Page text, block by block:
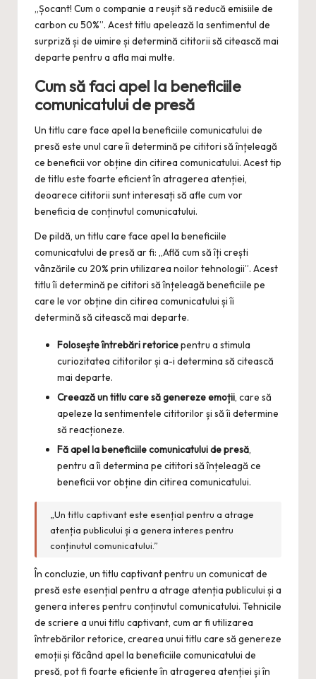
„Șocant! Cum o companie a reușit să reducă emisiile de
carbon cu 50%”. Acest titlu apelează la sentimentul de
surpriză și de uimire și determină cititorii să citească mai
departe pentru a afla mai multe.
Cum să faci apel la beneficiile
comunicatului de presă
Un titlu care face apel la beneficiile comunicatului de
presă este unul care îi determină pe cititori să înțeleagă
ce beneficii vor obține din citirea comunicatului. Acest tip
de titlu este foarte eficient în atragerea atenției,
deoarece cititorii sunt interesați să afle cum vor
beneficia de conținutul comunicatului.
De pildă, un titlu care face apel la beneficiile
comunicatului de presă ar fi: „Află cum să îți crești
vânzările cu 20% prin utilizarea noilor tehnologii”. Acest
titlu îi determină pe cititori să înțeleagă beneficiile pe
care le vor obține din citirea comunicatului și îi
determină să citească mai departe.
Folosește întrebări retoricepentru a stimula
curiozitatea cititorilor și a-i determina să citească
mai departe.
Creează un titlu care să genereze emoții, care să
apeleze la sentimentele cititorilor și să îi determine
să reacționeze.
Fă apel la beneficiile comunicatului de presă,
pentru a îi determina pe cititori să înțeleagă ce
beneficii vor obține din citirea comunicatului.
„Un titlu captivant este esențial pentru a atrage
atenția publicului și a genera interes pentru
conținutul comunicatului.”
În concluzie, un titlu captivant pentru un comunicat de
presă este esențial pentru a atrage atenția publicului și a
genera interes pentru conținutul comunicatului. Tehnicile
de scriere a unui titlu captivant, cum ar fi utilizarea
întrebărilor retorice, crearea unui titlu care să genereze
emoții și făcând apel la beneficiile comunicatului de
presă, pot fi foarte eficiente în atragerea atenției și în